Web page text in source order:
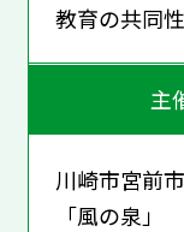
教育の共同
主
川崎市宮前
「風の泉」